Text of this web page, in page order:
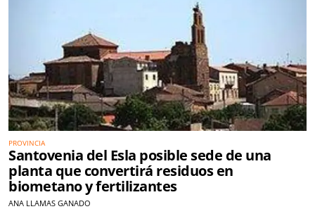
PROVINCIA
Santovenia del Esla posible sede de una
planta que convertirá residuos en
biometano y fertilizantes
ANA LLAMAS GANADO